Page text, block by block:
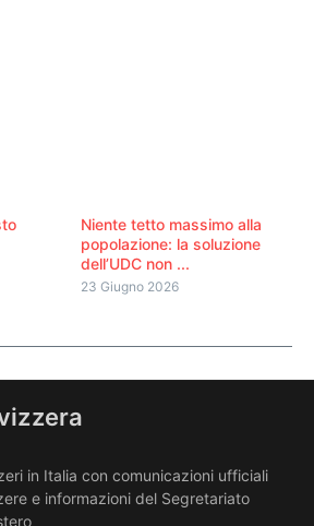
Niente tetto massimo alla
popolazione: la soluzione
dell’UDC non ...
23 Giugno 2026
in Italia con comunicazioni ufficiali
e informazioni del Segretariato